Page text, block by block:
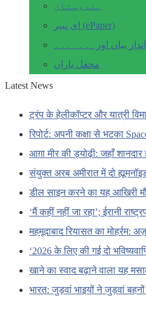
ہندوستان
ای پیپر (ePaper)
انداز بیاں اور۔۔۔۔۔۔۔
محفل یاراں
Latest News
ट्रंप के हेलीकॉप्टर और यात्री
रिपोर्ट: अपनी कक्षा से भटका
आग़ा मीर की ड्योढ़ी: जहाँ
संयुक्त अरब अमीरात में दो
डील साइन करने का यह आखिरी
‘मैं कहीं नहीं जा रहा’; ईरानी
महमूदाबाद रियासत का मोहर्रम:
‘2026 के लिए की गई दो
खाने का स्वाद बढ़ाने वाला यह
भारत: जुड़वां भाइयों ने जुड़वां बहनों